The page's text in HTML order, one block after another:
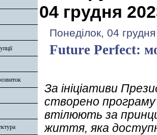
04 грудня
Понеділок, 04
Future Perfect:
За ініціативи
створено програму
втілюють за
життя, яка